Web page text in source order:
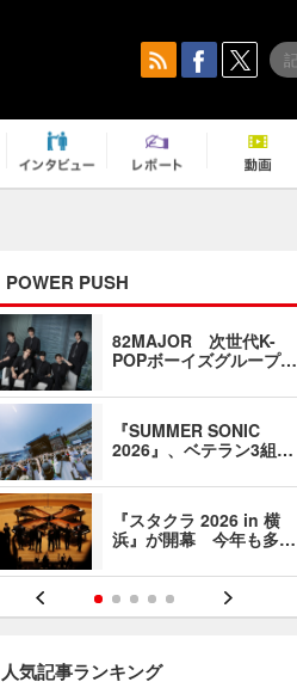
POWER PUSH
82MAJOR 次世代K-
POPボーイズグループ…
『SUMMER SONIC
2026』、ベテラン3組…
『スタクラ 2026 in 横
浜』が開幕 今年も多…
人気記事ランキング